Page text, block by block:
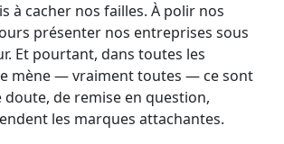
à cacher nos failles. À polir nos
présenter nos entreprises sous
Et pourtant, dans toutes les
mène — vraiment toutes — ce sont
doute, de remise en question,
les marques attachantes.